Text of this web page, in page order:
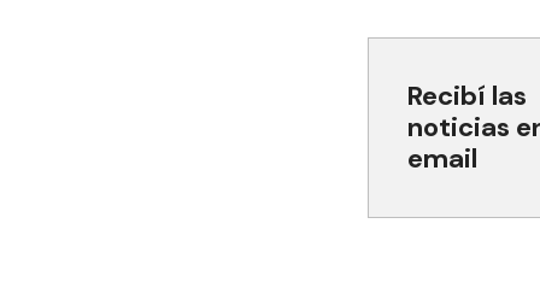
Recibí las
noticias
email